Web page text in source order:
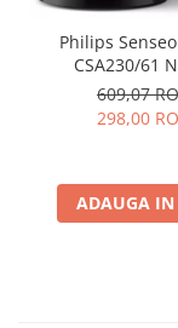
Philips
CSA230/61
609,07
298,00
ADAUGA IN